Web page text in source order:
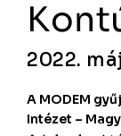
2022.
A MODEM
Intézet –